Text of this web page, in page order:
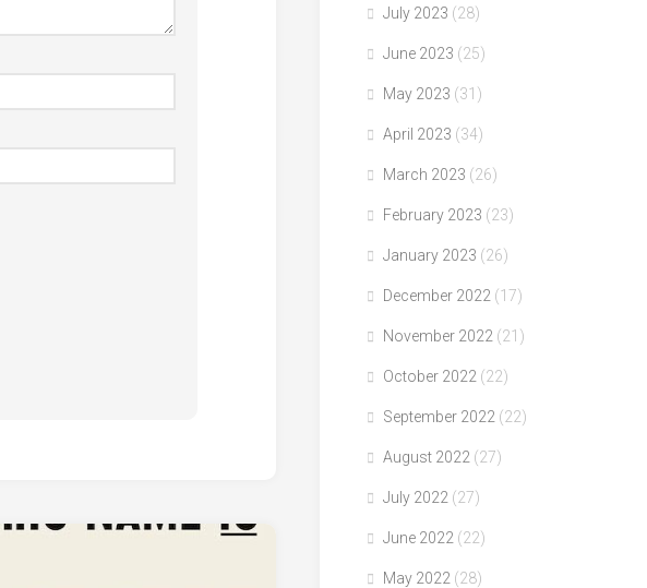
July 2023 (28)
June 2023 (25)
May 2023 (31)
April 2023 (34)
March 2023 (26)
February 2023 (23)
January 2023 (26)
December 2022 (17)
November 2022 (21)
October 2022 (22)
September 2022 (22)
August 2022 (27)
July 2022 (27)
June 2022 (22)
May 2022 (28)